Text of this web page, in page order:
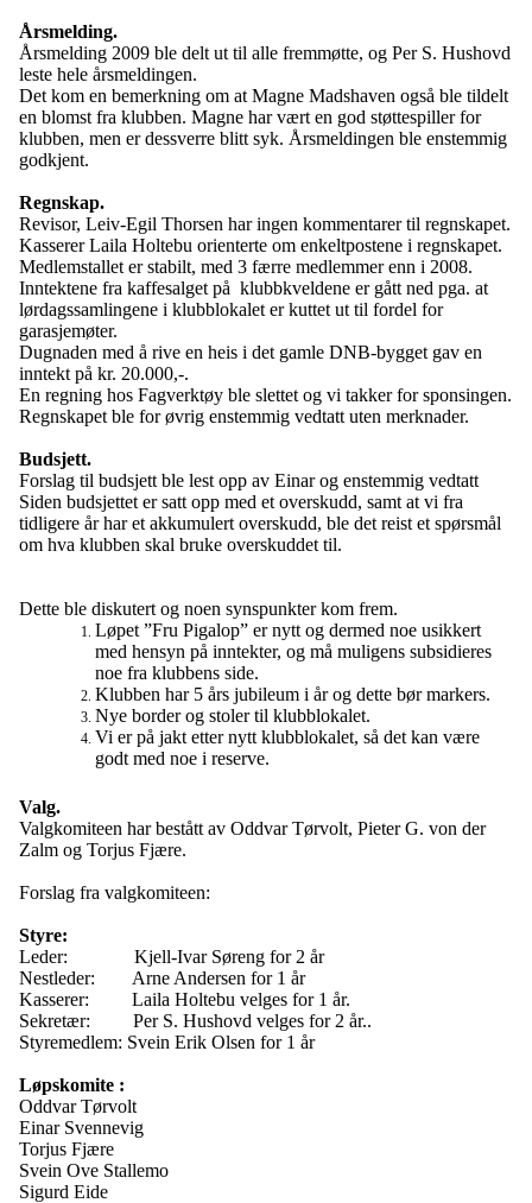
Årsmelding.
Årsmelding 2009 ble delt ut til alle fremmøtte, og Per S. Hushovd
leste hele årsmeldingen.
Det kom en bemerkning om at Magne Madshaven også ble tildelt
en blomst fra klubben. Magne har vært en god støttespiller for
klubben, men er dessverre blitt syk. Årsmeldingen ble enstemmig
godkjent.
Regnskap.
Revisor, Leiv-Egil Thorsen har ingen kommentarer til regnskapet.
Kasserer Laila Holtebu orienterte om enkeltpostene i regnskapet.
Medlemstallet er stabilt, med 3 færre medlemmer enn i 2008.
Inntektene fra kaffesalget på klubbkveldene er gått ned pga. at
lørdagssamlingene i klubblokalet er kuttet ut til fordel for
garasjemøter.
Dugnaden med å rive en heis i det gamle DNB-bygget gav en
inntekt på kr. 20.000,-.
En regning hos Fagverktøy ble slettet og vi takker for sponsingen.
Regnskapet ble for øvrig enstemmig vedtatt uten merknader.
Budsjett.
Forslag til budsjett ble lest opp av Einar og enstemmig vedtatt
Siden budsjettet er satt opp med et overskudd, samt at vi fra
tidligere år har et akkumulert overskudd, ble det reist et spørsmål
om hva klubben skal bruke overskuddet til.
Dette ble diskutert og noen synspunkter kom frem.
Løpet ”Fru Pigalop” er nytt og dermed noe usikkert
med hensyn på inntekter, og må muligens subsidieres
noe fra klubbens side.
Klubben har 5 års jubileum i år og dette bør markers.
Nye border og stoler til klubblokalet.
Vi er på jakt etter nytt klubblokalet, så det kan være
godt med noe i reserve.
Valg.
Valgkomiteen har bestått av Oddvar Tørvolt, Pieter G. von der
Zalm og Torjus Fjære.
Forslag fra valgkomiteen:
Styre:
Leder:
Kjell-Ivar Søreng for 2 år
Nestleder:
Arne Andersen for 1 år
Kasserer:
Laila Holtebu velges for 1 år.
Sekretær:
Per S. Hushovd velges for 2 år..
Styremedlem: Svein Erik Olsen for 1 år
Løpskomite :
Oddvar Tørvolt
Einar Svennevig
Torjus Fjære
Svein Ove Stallemo
Sigurd Eide